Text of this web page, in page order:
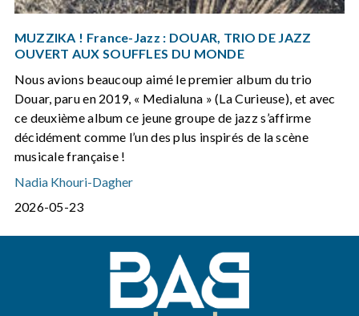
MUZZIKA ! France-Jazz : DOUAR, TRIO DE JAZZ
OUVERT AUX SOUFFLES DU MONDE
Nous avions beaucoup aimé le premier album du trio
Douar, paru en 2019, « Medialuna » (La Curieuse), et avec
ce deuxième album ce jeune groupe de jazz s’affirme
décidément comme l’un des plus inspirés de la scène
musicale française !
Nadia Khouri-Dagher
2026-05-23